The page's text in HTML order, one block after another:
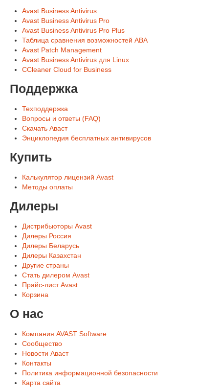
Avast Business Antivirus
Avast Business Antivirus Pro
Avast Business Antivirus Pro Plus
Таблица сравнения возможностей ABA
Avast Patch Management
Avast Business Antivirus для Linux
CCleaner Cloud for Business
Поддержка
Техподдержка
Вопросы и ответы (FAQ)
Скачать Аваст
Энциклопедия бесплатных антивирусов
Купить
Калькулятор лицензий Avast
Методы оплаты
Дилеры
Дистрибьюторы Avast
Дилеры Россия
Дилеры Беларусь
Дилеры Казахстан
Другие страны
Стать дилером Avast
Прайс-лист Avast
Корзина
О нас
Компания AVAST Software
Сообщество
Новости Аваст
Контакты
Политика информационной безопасности
Карта сайта